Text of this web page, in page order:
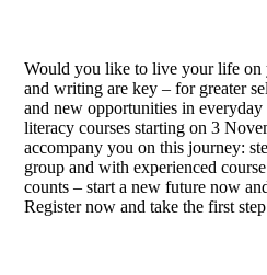
Would you like to live your life on
and writing are key – for greater
and new opportunities in
literacy courses starting on 3
accompany you on this journey:
group and with experienced
counts – start a new future now
Register now and take the first